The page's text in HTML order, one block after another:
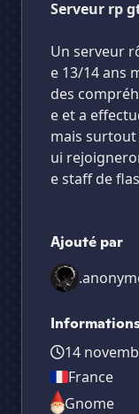
Serveur rp
Un serveur
e 13/14 ans
des
e et a
mais surtout
ui
e staff de
Ajouté par
14
France
Gnome